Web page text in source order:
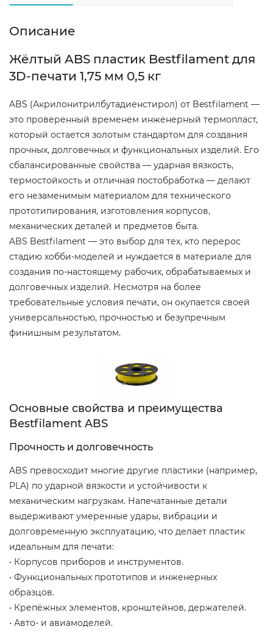
Описание
Жёлтый ABS пластик Bestfilament для
3D-печати 1,75 мм 0,5 кг
ABS (Акрилонитрилбутадиенстирол) от Bestfilament —
это проверенный временем инженерный термопласт,
который остается золотым стандартом для создания
прочных, долговечных и функциональных изделий. Его
сбалансированные свойства — ударная вязкость,
термостойкость и отличная постобработка — делают
его незаменимым материалом для технического
прототипирования, изготовления корпусов,
механических деталей и предметов быта.
ABS Bestfilament — это выбор для тех, кто перерос
стадию хобби-моделей и нуждается в материале для
создания по-настоящему рабочих, обрабатываемых и
долговечных изделий. Несмотря на более
требовательные условия печати, он окупается своей
универсальностью, прочностью и безупречным
финишным результатом.
Основные свойства и преимущества
Bestfilament ABS
Прочность и долговечность
ABS превосходит многие другие пластики (например,
PLA) по ударной вязкости и устойчивости к
механическим нагрузкам. Напечатанные детали
выдерживают умеренные удары, вибрации и
долговременную эксплуатацию, что делает пластик
идеальным для печати:
• Корпусов приборов и инструментов.
• Функциональных прототипов и инженерных
образцов.
• Крепёжных элементов, кронштейнов, держателей.
• Авто- и авиамоделей.